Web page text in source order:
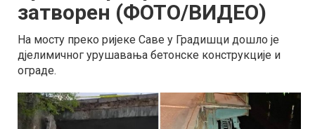
затворен (ФОТО/ВИДЕО)
На мосту преко ријеке Саве у Градишци дошло је
дјелимичног урушавања бетонске конструкције и
ограде.